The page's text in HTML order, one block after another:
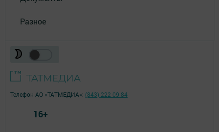
Разное
Телефон АО «ТАТМЕДИА»: (843) 222 09 84
16+